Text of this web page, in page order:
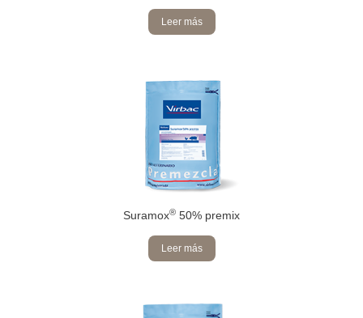
Leer más
Suramox® 50% premix
Leer más